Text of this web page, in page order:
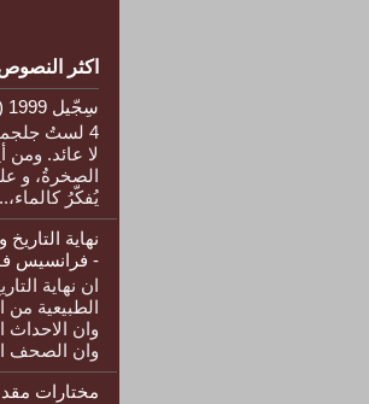
اكثر
سِجّيل 1999 (قصيدة) - أدونيس
4 لستُ
لا عائد. ومن
الصخرةُ، و
يُفكّرُ
نهاية
- فرانسيس
ان نهاية
الطبيعية من
وان الاحداث
وان الصحف
مختارات